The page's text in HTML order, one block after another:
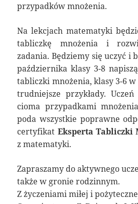
przypadków mnożenia.
Na lekcjach matematyki
tabliczkę mnożenia i
zadania. Będziemy się uczyć i
października klasy 3-8
tabliczki mnożenia, klasy 3-6 w
trudniejsze przykłady.
cioma przypadkami
poda wszystkie poprawne
certyfikat Eksperta Tabliczki
z matematyki.
Zapraszamy do aktywnego
także w gronie rodzinnym.
Z życzeniami miłej i